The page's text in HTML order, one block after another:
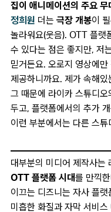
집이 애니메이션의 주요 무
정희원 더는 극장 개봉이
놀라워요(웃음). OTT 플랫
수 있다는 점은 좋지만, 저
믿거든요. 오로지 영상에
제공하니까요. 제가 속해
그 때문에 라이카 스튜디
두고, 플랫폼에서의 추가
이런 부분에서는 다른 스
대부분의 미디어 제작사는
OTT 플랫폼 시대를 만끽
이끄는 디즈니는 자사 플랫
미흡한 화질과 자막 서비